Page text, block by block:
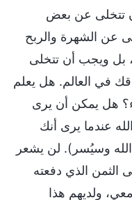
تتخلى عن بعض
عن الشهرة والربح
بل ويجب أن تتخلى
في العالم. هل يعلم
هل يمكن أن يرى
عندما يرى أنك
وسيُسر). لن يشعر
الثمن الذي دفعته
ولديهم هذا